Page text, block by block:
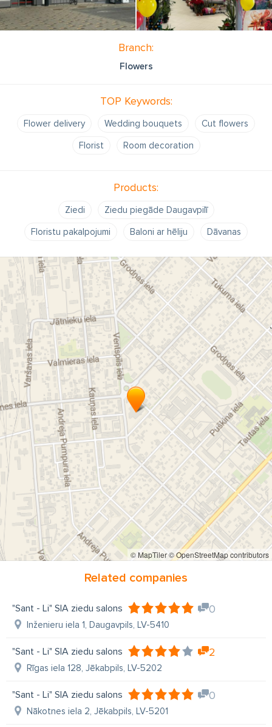
Branch:
Flowers
TOP Keywords:
Flower delivery Wedding bouquets
Cut flowers
Florist
Room decoration
Products:
Ziedi
Ziedu piegāde Daugavpilī
Floristu pakalpojumi
Baloni ar hēliju Dāvanas
© MapTiler© OpenStreetMap contributors
Related companies
"Sant - Li" SIA ziedu salons 0
Inženieru iela 1, Daugavpils, LV-5410
"Sant - Li" SIA ziedu salons 2
Rīgas iela 128, Jēkabpils, LV-5202
"Sant - Li" SIA ziedu salons 0
Nākotnes iela 2, Jēkabpils, LV-5201